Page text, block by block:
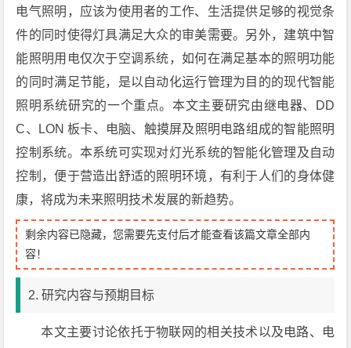
电气照明，应该为使用者的工作、生活提供足够的视觉条
件的同时使得灯具满足大众的审美需要。另外，建筑中智
能照明用电仅次于空调系统，如何在满足基本的照明功能
的同时满足节能，是以自动化运行管理为目的的现代智能
照明系统研究的一个重点。本文主要研究由继电器、DD
C、LON 板卡、电脑、触摸屏及照明电路组成的智能照明
控制系统。本系统可实现对灯光系统的智能化管理及自动
控制，便于营造出舒适的照明环境，有利于人们的身体健
康，将成为未来照明技术发展的新趋势。
剩余内容已隐藏，您需要先支付后才能查看该篇文章全部内
容！
2. 研究内容与预期目标
本文主要讨论依托于物联网的相关技术以及电路、电